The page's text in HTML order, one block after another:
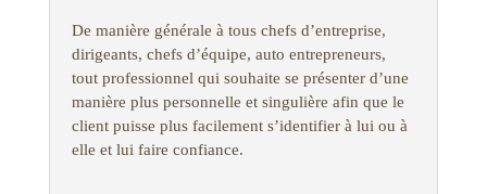
De manière générale à tous chefs d’entreprise,
dirigeants, chefs d’équipe, auto entrepreneurs,
tout professionnel qui souhaite se présenter d’une
manière plus personnelle et singulière afin que le
client puisse plus facilement s’identifier à lui ou à
elle et lui faire confiance.